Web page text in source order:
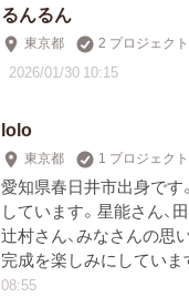
るんるん
東京都 2 プロジェク
2026/01/30 10:15
lolo
東京都 1 プロジェク
愛知県春日井市出身です
しています。星能さん、
辻村さん、みなさんの思
完成を楽しみにしていま
08:55